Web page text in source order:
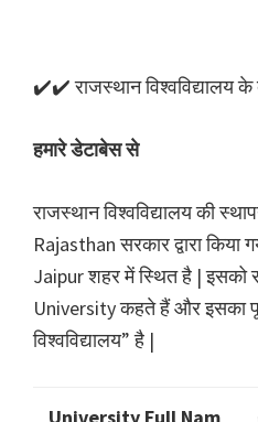
✔️✔️ राजस्थान विश्वविद्यालय के
हमारे डेटाबेस से
राजस्थान विश्वविद्यालय की
Rajasthan सरकार द्वारा
Jaipur शहर में स्थित है | इसको
University कहते हैं और इसका
विश्वविद्यालय” है |